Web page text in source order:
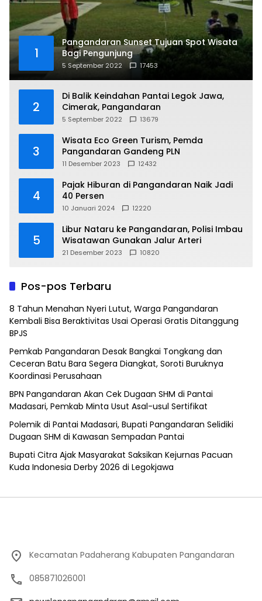
1
Pangandaran Sunset Tujuan Spot Wisata
Bagi Pengunjung
5 September 2022 17453
2
Di Balik Keindahan Pantai Legok Jawa,
Cimerak, Pangandaran
5 September 2022 13679
3
Wisata Eco Green Turism, Pemda
Pangandaran Gandeng PLN
11 Desember 2023 12432
4
Pajak Hiburan di Pangandaran Naik Jadi
40 Persen
10 Januari 2024 12220
5
Libur Nataru ke Pangandaran, Polisi Imbau
Wisatawan Gunakan Jalur Arteri
21 Desember 2023 10820
Pos-pos Terbaru
8 Tahun Menahan Nyeri Lutut, Warga Pangandaran
Kembali Bisa Beraktivitas Usai Operasi Gratis Ditanggung
BPJS
Pemkab Pangandaran Desak Bangkai Tongkang dan
Ceceran Batu Bara Segera Diangkat, Soroti Buruknya
Koordinasi Perusahaan
BPN Pangandaran Akan Cek Dugaan SHM di Pantai
Madasari, Pemkab Minta Usut Asal-usul Sertifikat
Polemik di Pantai Madasari, Bupati Pangandaran Selidiki
Dugaan SHM di Kawasan Sempadan Pantai
Bupati Citra Ajak Masyarakat Saksikan Kejurnas Pacuan
Kuda Indonesia Derby 2026 di Legokjawa
Kecamatan Padaherang Kabupaten Pangandaran
085871026001